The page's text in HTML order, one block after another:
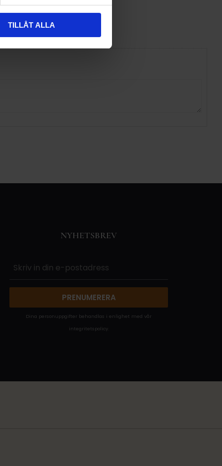
TILLÅT ALLA
NYHETSBREV
PRENUMERERA
Dina personuppgifter behandlas i enlighet med vår
integritetspolicy.